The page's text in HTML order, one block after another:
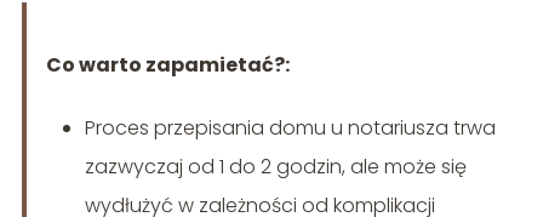
Co warto zapamietać?:
Proces przepisania domu u notariusza trwa
zazwyczaj od 1 do 2 godzin, ale może się
wydłużyć w zależności od komplikacji